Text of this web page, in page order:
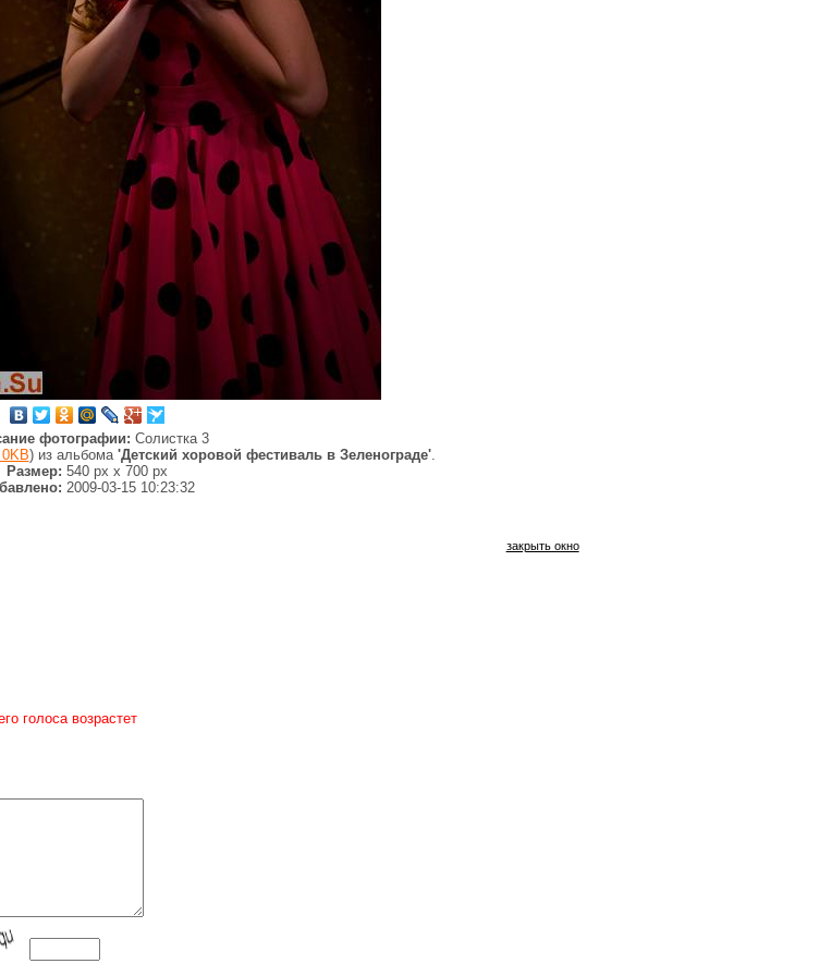
фотографии: Солистка 3
) из альбома 'Детский хоровой фестиваль в Зеленограде'.
Размер: 540 px x 700 px
2009-03-15 10:23:32
закрыть окно
голоса возрастет